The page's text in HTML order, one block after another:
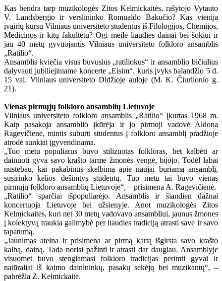
Kas bendra tarp muzikologės Zitos Kelmickaitės, rašytojo Vytauto
V. Landsbergio ir verslininko Romualdo Bakučio? Kas vienija
įvairių kursų Vilniaus universiteto studentus iš Filologijos, Chemijos,
Medicinos ir kitų fakultetų? Ogi meilė liaudies dainai bei šokiui ir
jau 40 metų gyvuojantis Vilniaus universiteto folkloro ansamblis
„Ratilio“.
Ansamblis kviečia visus buvusius „ratiliokus“ ir ansamblio bičiulius
dalyvauti jubiliejiniame koncerte „Eisim“, kuris įvyks balandžio 5 d.
15 val. Vilniaus universiteto Didžioje auloje (M. K. Čiurlionio g.
21).
Vienas pirmųjų folkloro ansamblių Lietuvoje
Vilniaus universiteto folkloro ansamblis „Ratilio“ įkurtas 1968 m.
Kaip pasakoja ansamblio įkūrėja ir jo pirmoji vadovė Aldona
Ragevičienė, mintis suburti studentus į folkloro ansamblį pradžioje
atrodė sunkiai įgyvendinama.
„Tuo metu populiarus buvo stilizuotas folkloras, bet kalbėti ar
dainuoti gyva savo krašto tarme žmonės vengė, bijojo. Todėl labai
nustebau, kai pakabinus skelbimą apie naujai buriamą ansamblį,
susirinko kelios dešimtys studentų. Tuo metu tai buvo vienas
pirmųjų folkloro ansamblių Lietuvoje“, – prisimena A. Ragevičienė.
„Ratilio“ sparčiai išpopuliarėjo. Ansamblis ir šiandien dažnai
koncertuoja Lietuvoje bei užsienyje. Anot muzikologės Zitos
Kelmickaitės, kuri net 30 metų vadovavo ansambliui, jaunus žmones
į kolektyvą traukia galimybė per liaudies tradiciją atrasti save ir savo
tapatumą.
„Jaunimas ateina ir prisimena ar pirmą kartą išgirsta savo krašto
kalbą, dainą. Tada norisi pažinti ir atrasti dar daugiau. Ansamblyje
visuomet buvo stengiamasi folkloro tradicijas perimti gyvai ir
natūraliai iš kaimo dainininkų, pasakų sekėjų bei muzikantų“, –
pabrėžia Z. Kelmickaitė.